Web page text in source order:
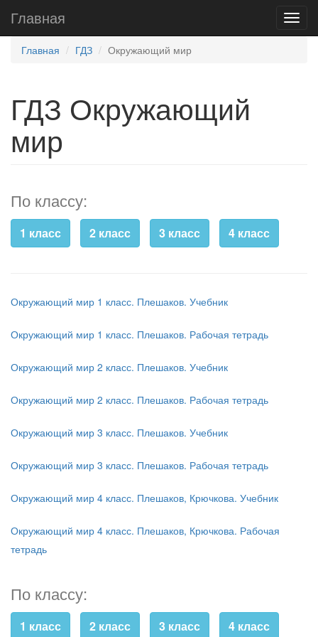
Главная
Главная ГДЗ Окружающий мир
ГДЗ Окружающий
мир
По классу:
1 класс 2 класс 3 класс 4 класс
Окружающий мир 1 класс. Плешаков. Учебник
Окружающий мир 1 класс. Плешаков. Рабочая тетрадь
Окружающий мир 2 класс. Плешаков. Учебник
Окружающий мир 2 класс. Плешаков. Рабочая тетрадь
Окружающий мир 3 класс. Плешаков. Учебник
Окружающий мир 3 класс. Плешаков. Рабочая тетрадь
Окружающий мир 4 класс. Плешаков, Крючкова. Учебник
Окружающий мир 4 класс. Плешаков, Крючкова. Рабочая
тетрадь
По классу:
1 класс 2 класс 3 класс 4 класс